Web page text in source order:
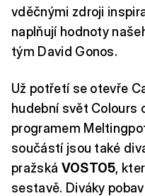
vděčnými zdroji
naplňují hodnoty
tým David Gonos.
Už potřetí se otevře
hudební svět Colours
programem
součástí jsou také
pražská VOSTO5,
sestavě. Diváky